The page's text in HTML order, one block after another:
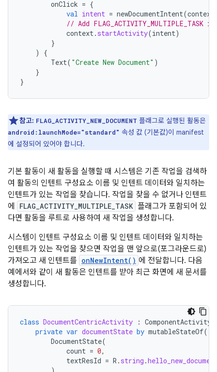
onClick = {
val intent = newDocumentIntent(context
// Add
context . startActivity(intent)
}
)
{
Text( "Create New Document" )
}
}
참고: FLAG_ACTIVITY_NEW_DOCUMENT 플래그로 실행된 활동은
android:launchMode="standard" 속성 값 (기본값)이 manifest
에 설정되어 있어야 합니다.
기본 활동이 새 활동을 실행할 때 시스템은 기존 작업을 검색하
여 활동의 인텐트 구성요소 이름 및 인텐트 데이터와 일치하는
인텐트가 있는 작업을 찾습니다. 작업을 찾을 수 없거나 인텐트
에
FLAG_ACTIVITY_MULTIPLE_TASK 플래그가 포함되어 있
다면 활동을 루트로 사용하여 새 작업을 생성합니다.
시스템이 인텐트 구성요소 이름 및 인텐트 데이터와 일치하는
인텐트가 있는 작업을 찾으면 작업을 맨 앞으로(포그라운드로)
가져오고 새 인텐트를 onNewIntent() 에 전달합니다. 다음
예에서와 같이 새 활동은 인텐트를 받아 최근 화면에 새 문서를
생성합니다.
class DocumentCentricActivity : ComponentActivity
private var documentState by mutableStateOf(
DocumentState(
count = 0,
textResId = R . string .